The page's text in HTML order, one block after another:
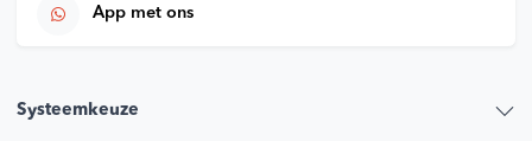
App met ons
Systeemkeuze